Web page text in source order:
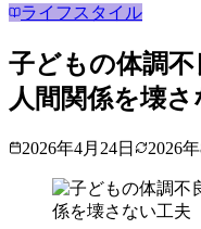
ライフスタイル
子どもの体調
人間関係を壊
2026年4月24日 2026